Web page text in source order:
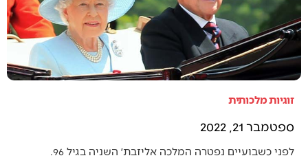
זוגיות מלכותית
ספטמבר 21, 2022
לפני כשבועיים נפטרה המלכה אליזבת׳ השניה בגיל 96.